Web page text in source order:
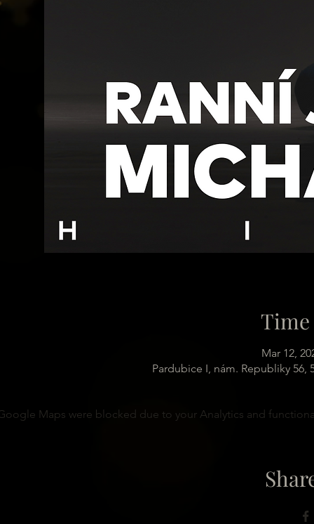
Mar 12,
Pardubice I, nám. Republiky 56,
Maps were blocked due to your Analytics and